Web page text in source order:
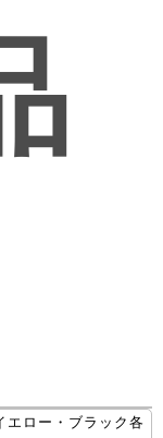
エロー・ブラック各